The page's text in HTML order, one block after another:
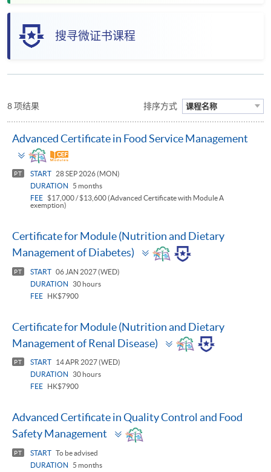
搜寻微证书课程
8 项结果 排序方式 课程名称
Advanced Certificate in Food Service Management
Toggle
panel
PT START
28 SEP 2026 (MON)
DURATION
5 months
FEE $17,000 / $13,600 (Advanced Certificate with Module A
exemption)
Certificate for Module (Nutrition and Dietary
Management of Diabetes)
Toggle
panel
PT START 06 JAN 2027 (WED)
DURATION
30 hours
FEE
HK$7900
Certificate for Module (Nutrition and Dietary
Management of Renal Disease)
Toggle
panel
PT START
14 APR 2027 (WED)
DURATION
30 hours
FEE
HK$7900
Advanced Certificate in Quality Control and Food
Safety Management
Toggle
panel
PT START To be advised
DURATION
5 months